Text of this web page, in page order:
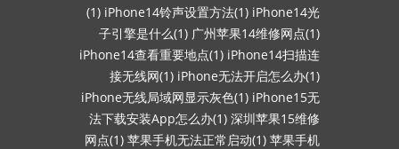
(1) iPhone14铃声设置方法(1) iPhone14光
子引擎是什么(1) 广州苹果14维修网点(1)
iPhone14查看重要地点(1) iPhone14扫描连
接无线网(1) iPhone无法开启怎么办(1)
iPhone无线局域网显示灰色(1) iPhone15无
法下载安装App怎么办(1) 深圳苹果15维修
网点(1) 苹果手机无法正常启动(1) 苹果手机